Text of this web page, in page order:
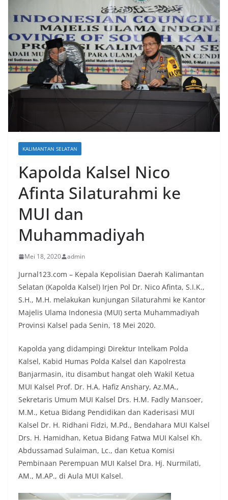
KALIMANTAN SELATAN
Kapolda Kalsel Nico
Afinta Silaturahmi ke
MUI dan
Muhammadiyah
Mei 18, 2020 admin
Jurnal123.com – Kepala Kepolisian Daerah Kalimantan
Selatan (Kapolda Kalsel) Irjen Pol Dr. Nico Afinta, S.I.K.,
S.H., M.H. melakukan kunjungan Silaturahmi ke Kantor
Majelis Ulama Indonesia (MUI) serta Muhammadiyah
Provinsi Kalsel pada Senin, 18 Mei 2020.
Kapolda yang didampingi Direktur Intelkam Polda
Kalsel, Kabid Humas Polda Kalsel dan Kapolresta
Banjarmasin, itu disambut hangat oleh Wakil Ketua
MUI Kalsel Prof. Dr. H.A. Hafiz Anshary, Az.MA.,
Sekretaris Umum MUI Kalsel Drs. H.M. Fadly Mansoer,
M.M., Ketua Bidang Pendidikan dan Kaderisasi MUI
Kalsel Dr. H. Ridhani Fidzi, M.Pd., Bendahara MUI Kalsel
Drs. H. Hamidhan, Ketua Bidang Fatwa MUI Kalsel Kh.
Abdussamad Sulaiman, Lc., dan Ketua Komisi
Pembinaan Perempuan MUI Kalsel Dra. Hj. Nurmilati,
AM., M.AP., di Aula MUI Kalsel.